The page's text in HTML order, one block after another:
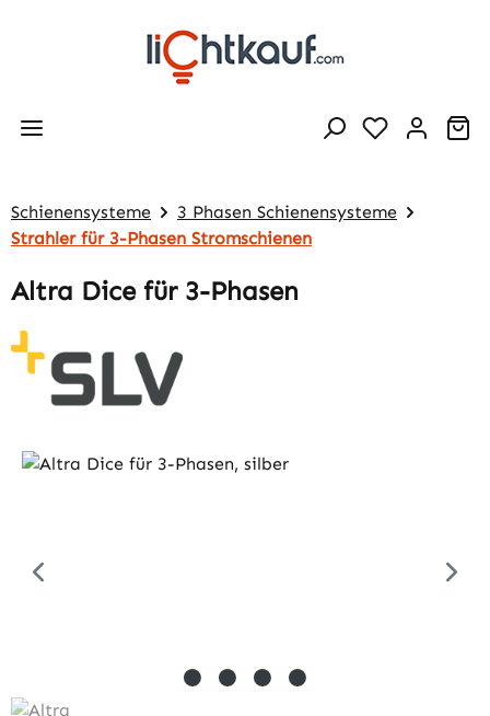
Zum Hauptinhalt springen
Schienensysteme
3 Phasen Schienensysteme
Strahler für 3-Phasen Stromschienen
Altra Dice für 3-Phasen
Bildergalerie überspringen